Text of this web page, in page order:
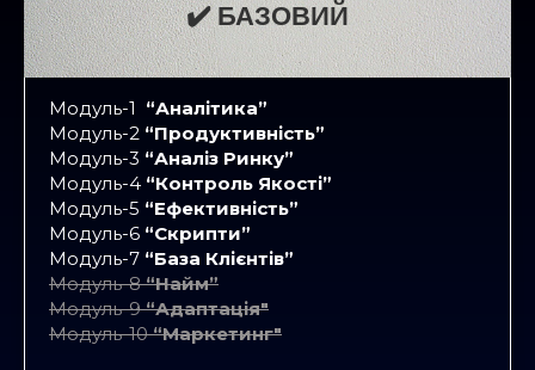
✔️ БАЗОВИЙ
Модуль-1 “Аналітика”
Модуль-2 “Продуктивність”
Модуль-3 “Аналіз Ринку”
Модуль-4 “Контроль Якості”
Модуль-5 “Ефективність”
Модуль-6 “Скрипти”
Модуль-7 “База Клієнтів”
Модуль-8“Найм”
Модуль-9“Адаптація"
Модуль-10“Маркетинг"